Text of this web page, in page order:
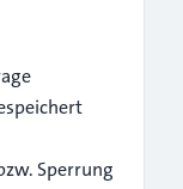
Sperrung